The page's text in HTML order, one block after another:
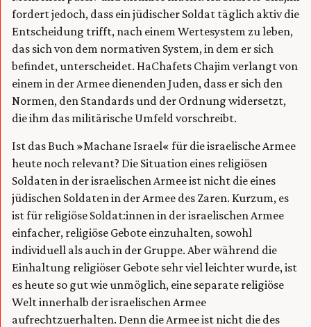
fordert jedoch, dass ein jüdischer Soldat täglich aktiv die
Entscheidung trifft, nach einem Wertesystem zu leben,
das sich von dem normativen System, in dem er sich
befindet, unterscheidet. HaChafets Chajim verlangt von
einem in der Armee dienenden Juden, dass er sich den
Normen, den Standards und der Ordnung widersetzt,
die ihm das militärische Umfeld vorschreibt.
Ist das Buch »Machane Israel« für die israelische Armee
heute noch relevant? Die Situation eines religiösen
Soldaten in der israelischen Armee ist nicht die eines
jüdischen Soldaten in der Armee des Zaren. Kurzum, es
ist für religiöse Soldat:innen in der israelischen Armee
einfacher, religiöse Gebote einzuhalten, sowohl
individuell als auch in der Gruppe. Aber während die
Einhaltung religiöser Gebote sehr viel leichter wurde, ist
es heute so gut wie unmöglich, eine separate religiöse
Welt innerhalb der israelischen Armee
aufrechtzuerhalten. Denn die Armee ist nicht die des